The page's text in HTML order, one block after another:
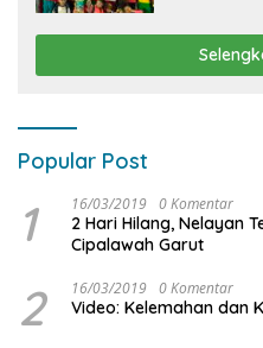
Popular Post
1 16/03/2019 0 Komentar
2 Hari Hilang, Nelayan
Cipalawah Garut
2 16/03/2019 0 Komentar
Video: Kelemahan dan